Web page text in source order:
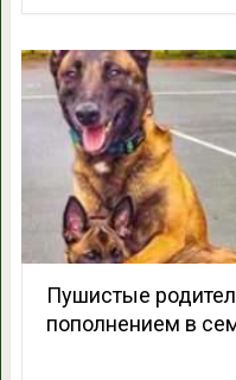
Пушистые
пополнением в